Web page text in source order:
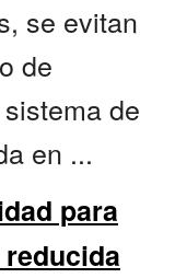
se evitan
de
de
en ...
para